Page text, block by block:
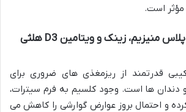
است.
۳.۲.۲. قرص کلسیم پلاس منیزیم، زینک و ویتامین D3 هلثی
قدرتمند از ریزمغذی های ضروری برای
دندان ها است. وجود کلسیم به فرم سیترات،
و احتمال بروز عوارض گوارشی را کاهش می